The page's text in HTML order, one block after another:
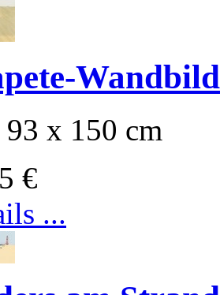
x 150 cm
€
...